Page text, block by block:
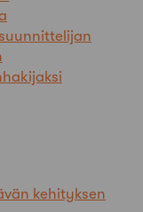
kehityksen